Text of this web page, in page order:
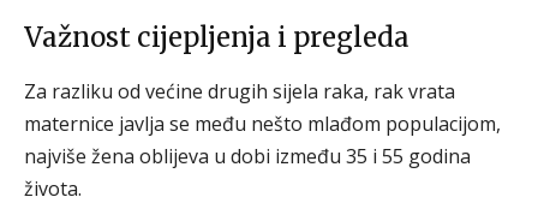
Važnost cijepljenja i pregleda
Za razliku od većine drugih sijela raka, rak vrata
maternice javlja se među nešto mlađom populacijom,
najviše žena oblijeva u dobi između 35 i 55 godina
života.